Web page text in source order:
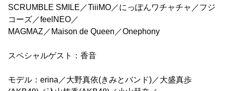
SCRUMBLE SMILE／TiiiMO／にっぽんワチャチャ／フジ
コーズ／feelNEO／
MAGMAZ／Maison de Queen／Onephony
スペシャルゲスト：香音
モデル：erina／大野真依(きみとバンド)／大盛真歩